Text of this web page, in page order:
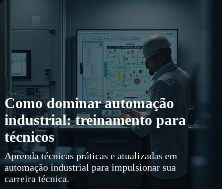
Como dominar automação
industrial: treinamento para
técnicos
Aprenda técnicas práticas e atualizadas em
automação industrial para impulsionar sua
carreira técnica.